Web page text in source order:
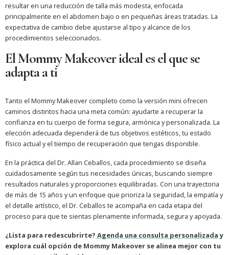
resultar en una reducción de talla más modesta, enfocada
principalmente en el abdomen bajo o en pequeñas áreas tratadas. La
expectativa de cambio debe ajustarse al tipo y alcance de los
procedimientos seleccionados.
El Mommy Makeover ideal es el que se
adapta a ti
Tanto el Mommy Makeover completo como la versión mini ofrecen
caminos distintos hacia una meta común: ayudarte a recuperar la
confianza en tu cuerpo de forma segura, armónica y personalizada. La
elección adecuada dependerá de tus objetivos estéticos, tu estado
físico actual y el tiempo de recuperación que tengas disponible.
En la práctica del Dr. Allan Ceballos, cada procedimiento se diseña
cuidadosamente según tus necesidades únicas, buscando siempre
resultados naturales y proporciones equilibradas. Con una trayectoria
de más de 15 años y un enfoque que prioriza la seguridad, la empatía y
el detalle artístico, el Dr. Ceballos te acompaña en cada etapa del
proceso para que te sientas plenamente informada, segura y apoyada.
¿Lista para redescubrirte? Agenda una consulta personalizaday
explora cuál opción de Mommy Makeover se alinea mejor con tu